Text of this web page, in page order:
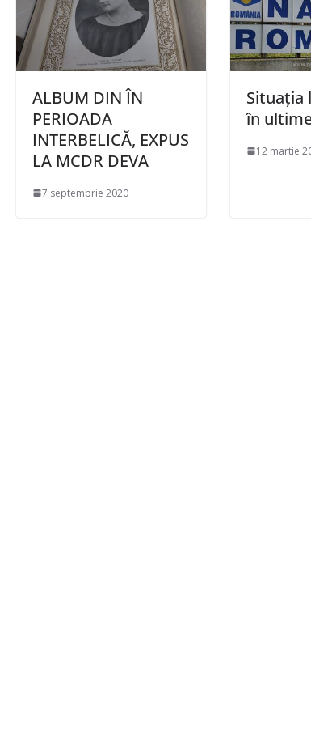
ALBUM DIN ÎN
PERIOADA
INTERBELICĂ, EXPUS
LA MCDR DEVA
7 septembrie 2020
Situaţia
în
12 martie